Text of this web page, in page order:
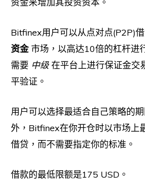
资金来增加其投资资本。
Bitfinex用户可以从点对点(P2P)
资金市场，以高达10倍的杠杆进
需要 中级在平台上进行保证金交
平验证。
用户可以选择最适合自己策略的
外，Bitfinex在你开仓时以市场上
借贷，而不需要指定你的标准。
借款的最低限额是175 USD。